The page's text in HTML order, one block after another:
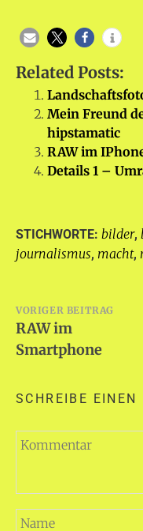
Related Posts:
Mein Freund
hipstamatic
RAW im
Details 1 –
STICHWORTE: bilder,
journalismus, macht,
VORIGER BEITRAG
RAW im
Smartphone
SCHREIBE EINEN